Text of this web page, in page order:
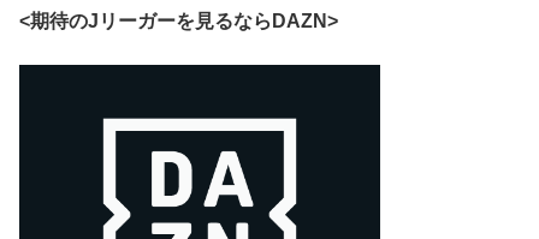
<期待のJリーガーを見るならDAZN>